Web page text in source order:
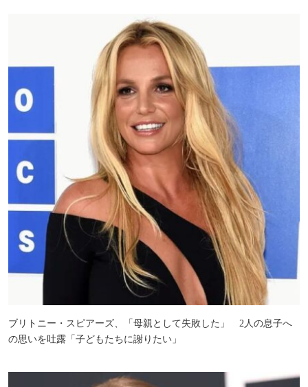
ブリトニー・スピアーズ、「母親として失敗した」 2人の息子へ
の思いを吐露「子どもたちに謝りたい」